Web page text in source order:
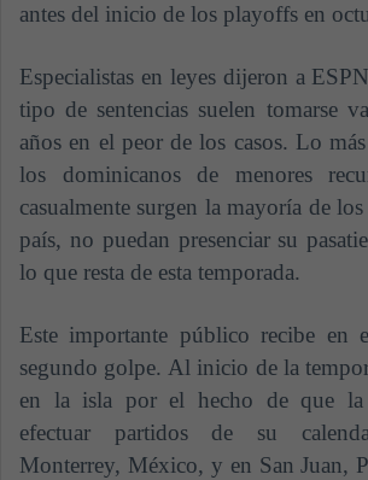
antes del inicio de los playoffs en
Especialistas en leyes dijeron a
tipo de sentencias suelen tomarse
años en el peor de los casos. Lo
los dominicanos de menores
casualmente surgen la mayoría de
país, no puedan presenciar su
lo que resta de esta temporada.
Este importante público recibe en
segundo golpe. Al inicio de la
en la isla por el hecho de que
efectuar partidos de su
Monterrey, México, y en San Juan,